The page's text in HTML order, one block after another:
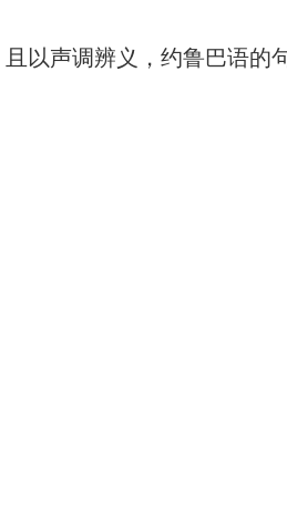
以声调辨义，约鲁巴语的